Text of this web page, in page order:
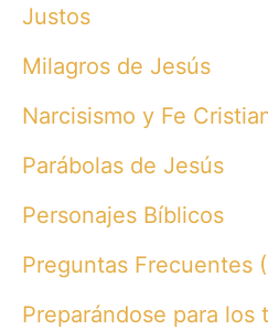
Justos
Milagros de Jesús
Narcisismo y Fe
Parábolas de Jesús
Personajes Bíblicos
Preguntas Frecuentes
Preparándose para los